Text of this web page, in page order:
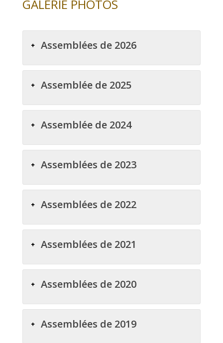
GALERIE PHOTOS
Assemblées de 2026
Assemblée de 2025
Assemblée de 2024
Assemblées de 2023
Assemblées de 2022
Assemblées de 2021
Assemblées de 2020
Assemblées de 2019